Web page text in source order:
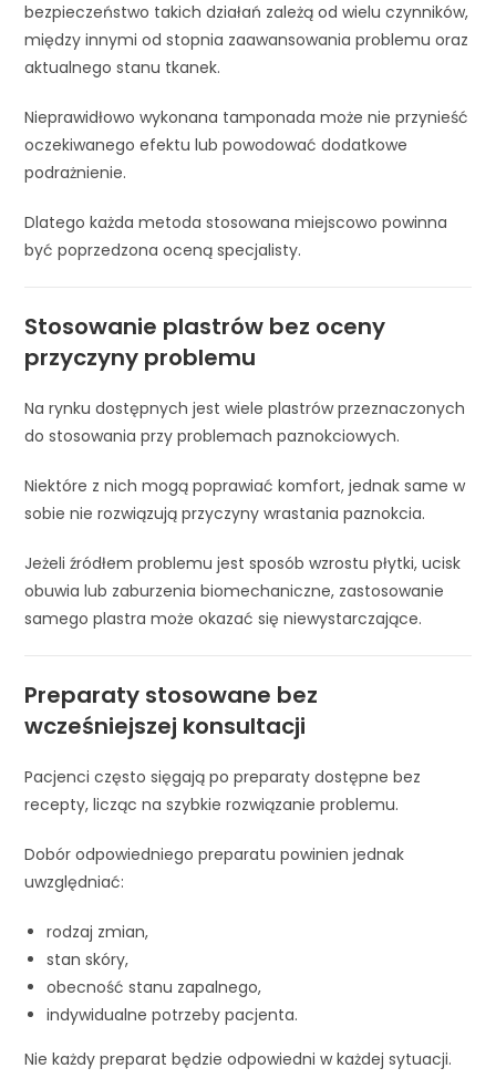
bezpieczeństwo takich działań zależą od wielu czynników,
między innymi od stopnia zaawansowania problemu oraz
aktualnego stanu tkanek.
Nieprawidłowo wykonana tamponada może nie przynieść
oczekiwanego efektu lub powodować dodatkowe
podrażnienie.
Dlatego każda metoda stosowana miejscowo powinna
być poprzedzona oceną specjalisty.
Stosowanie plastrów bez oceny
przyczyny problemu
Na rynku dostępnych jest wiele plastrów przeznaczonych
do stosowania przy problemach paznokciowych.
Niektóre z nich mogą poprawiać komfort, jednak same w
sobie nie rozwiązują przyczyny wrastania paznokcia.
Jeżeli źródłem problemu jest sposób wzrostu płytki, ucisk
obuwia lub zaburzenia biomechaniczne, zastosowanie
samego plastra może okazać się niewystarczające.
Preparaty stosowane bez
wcześniejszej konsultacji
Pacjenci często sięgają po preparaty dostępne bez
recepty, licząc na szybkie rozwiązanie problemu.
Dobór odpowiedniego preparatu powinien jednak
uwzględniać:
rodzaj zmian,
stan skóry,
obecność stanu zapalnego,
indywidualne potrzeby pacjenta.
Nie każdy preparat będzie odpowiedni w każdej sytuacji.